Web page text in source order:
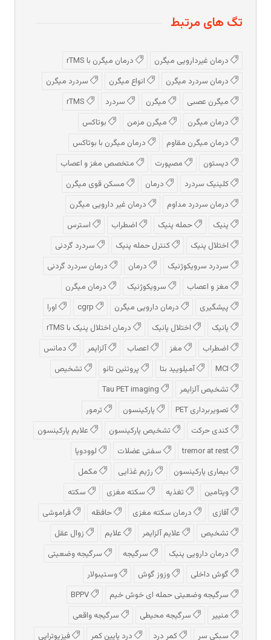
تگ های مرتبط
درمان غیردارویی میگرن
درمان میگرن با rTMS
درمان سردرد میگرن
انواع میگرن
سردرد میگرن
میگرن عصبی
میگرن سردرد
درمان میگرن
میگرن مزمن
بوتاکس
درمان میگرن مقاوم
درمان میگرن با بوتاکس
دیستون
مصپورت
متخصص مغز و اعصاب
کلینیک سردرد
درمان
مسکن قوی میگرن
درمان سردرد مداوم
درمان غیر دارویی میگرن
پنیک
حمله پنیک اضطراب
استرس
اختلال پنیک
کنترل حمله پنیک
سردرد گردنی
سردرد سرویکوژنیک
درمان
درمان سردرد گردنی
مغز و اعصاب
سرویکوژنیک
درمان میگرن
پیشگیری
درمان دارویی میگرن
اورا
پانیک
اختلال پانیک
درمان اختلال پنیک با rTMS
اضطراب
مغز اعصاب آلزایمر
دمانس
آمیلویید بتا پروتئین تائو
تشخیص
تشخیص آلزایمر
تصویربرداری PET
پارکینسون
ترمور
کندی حرکت
تشخیص پارکینسون
علایم پارکینسون
سفتی عضلات
لوودوپا
بیماری پارکینسون
رژیم غذایی
مکمل
ویتامین
تغذیه سکته مغزی
سکته
آفازی
درمان سکته مغزی حافظه
فراموشی
تشخیص
علایم آلزایمر علایم
زوال عقل
درمان دارویی پنیک
سرگیجه
سرگیجه وضعیتی
گوش داخلی
وزوز گوش
وستیبولار
سرگیجه وضعیتی حمله ای خوش خیم
منییر
سرگیجه محیطی
سرگیجه واقعی
سبکی سر
کمر درد درد پایین کمر فیزیوتراپی